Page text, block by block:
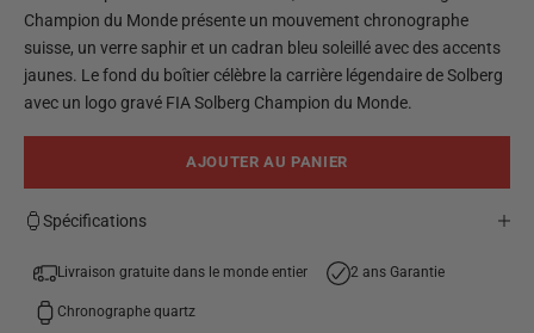
Champion du Monde présente un mouvement chronographe
suisse, un verre saphir et un cadran bleu soleillé avec des accents
jaunes. Le fond du boîtier célèbre la carrière légendaire de Solberg
avec un logo gravé FIA Solberg Champion du Monde.
AJOUTER AU PANIER
Spécifications
Livraison gratuite dans le monde entier 2 ans Garantie
Chronographe quartz